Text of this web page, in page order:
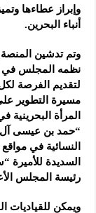
وإبراز عطاءها
أنباء البحرين.
نظمه المجلس في
لتقديم الفرصة
مسيرة التطوير
المرأة البحرينية
“حمد بن عيسى آل
النسائية في
السديدة للأميرة
رئيسة المجلس
ويمكن للقياديات